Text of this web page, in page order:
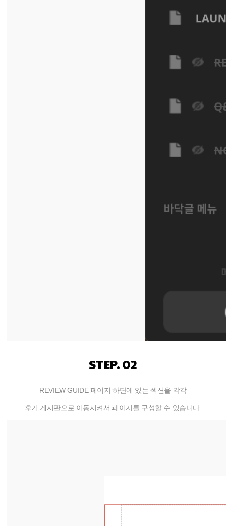
STEP. 02
REVIEW GUIDE 페이지 하단에 있는 섹션을 각각
후기 게시판으로 이동시켜서 페이지를 구성할 수 있습니다.